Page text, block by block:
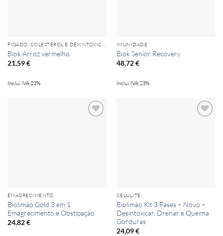
FIGADO, COLESTEROL E DEXINTOXICAÇÃO
Biok Arroz vermelho
21,59€
Inclui IVA 23%
IMUNIDADE
Biok Senior Recovery
48,72€
Inclui IVA 23%
EMAGRECIMENTO
Biolimão Gold 3 em 1
Emagrecimento e Obstipação
24,82€
CELULITE
Biolimão Kit 3 Fases – Novo –
Desintoxicar, Drenar e Queima
Gorduras
24,09€